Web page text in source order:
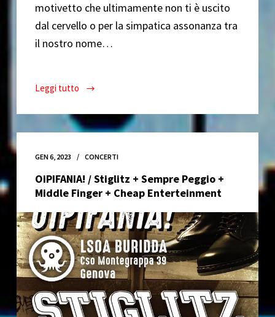
motivetto che ultimamente non ti è uscito
dal cervello o per la simpatica assonanza tra
il nostro nome…
Leggi tutto
Il
Party
Esotica
Release
Party
GEN 6, 2023 CONCERTI
OiPIFANIA! / Stiglitz + Sempre Peggio +
Middle Finger + Cheap Enterteinment